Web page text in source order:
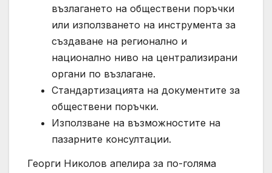
възлагането на обществени поръчки
или използването на инструмента за
създаване на регионално и
национално ниво на централизирани
органи по възлагане.
Стандартизацията на документите за
обществени поръчки.
Използване на възможностите на
пазарните консултации.
Георги Николов апелира за по-голяма